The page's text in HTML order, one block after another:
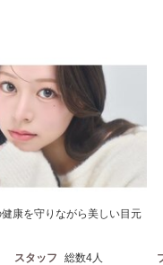
康を守りながら美しい目元
スタッフ 総数4人